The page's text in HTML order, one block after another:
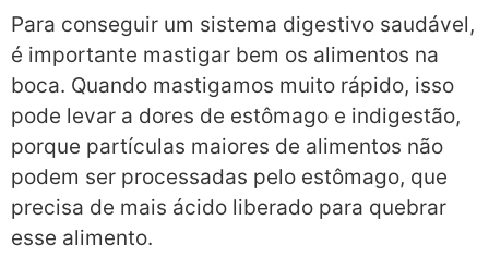
Para conseguir um sistema digestivo saudável,
é importante mastigar bem os alimentos na
boca. Quando mastigamos muito rápido, isso
pode levar a dores de estômago e indigestão,
porque partículas maiores de alimentos não
podem ser processadas pelo estômago, que
precisa de mais ácido liberado para quebrar
esse alimento.